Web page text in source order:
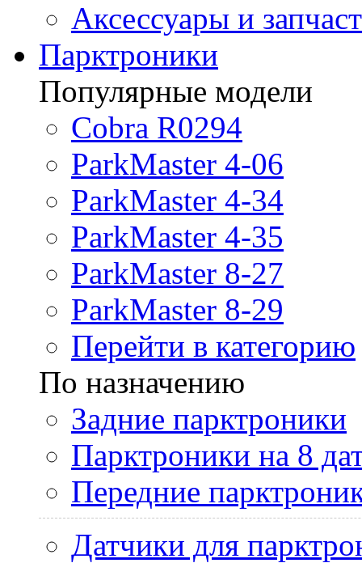
Аксессуары и
Парктроники
Популярные модели
Cobra R0294
ParkMaster 4-06
ParkMaster 4-34
ParkMaster 4-35
ParkMaster 8-27
ParkMaster 8-29
Перейти в категорию
По назначению
Задние парктроники
Парктроники на 8
Передние
Датчики для